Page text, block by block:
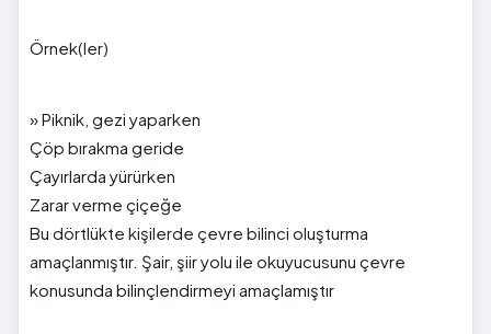
Örnek(ler)
» Piknik, gezi yaparken
Çöp bırakma geride
Çayırlarda yürürken
Zarar verme çiçeğe
Bu dörtlükte kişilerde çevre bilinci oluşturma
amaçlanmıştır. Şair, şiir yolu ile okuyucusunu çevre
konusunda bilinçlendirmeyi amaçlamıştır